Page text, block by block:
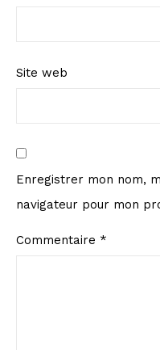
Site web
Enregistrer mon nom,
navigateur pour mon
Commentaire *